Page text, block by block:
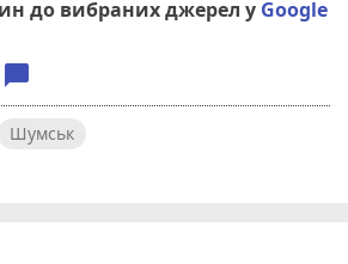
до вибраних джерел у Google
chat_bubble
Шумськ